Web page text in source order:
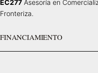
EC277 Asesoría en
Fronteriza.
FINANCIAMIENTO